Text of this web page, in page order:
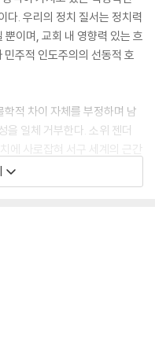
다. 우리의 정치 질서는 정치력
이며, 교회 내 영향력 있는 흐
주적 인도주의의 선동적 호
학적 차이 자체를 부정하며 남
을 일체 거부한다. 소위 젠더
에 사로잡혀 서구 세계의 근간
다. 그리고는 끝내 민주주의
러들이고 있다. 그러므로 보수
. 이들은 모든 것을 무(無)로
로는 ‘자유문명’을 침식시키
고 평등을 과감한 열의로 탈바